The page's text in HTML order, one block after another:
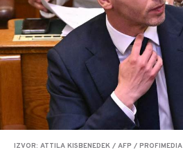
IZVOR: ATTILA KISBENEDEK / AFP / PROFIMEDIA